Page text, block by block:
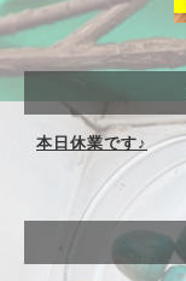
本日休業です♪